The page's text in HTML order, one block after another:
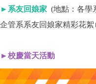
►系友回娘家 (地點：各學
企管系系友回娘家精彩花
►校慶當天活動